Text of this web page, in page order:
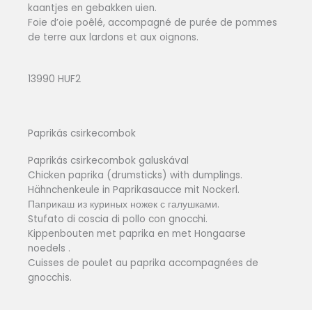
kaantjes en gebakken uien.
Foie d’oie poêlé, accompagné de purée de pommes
de terre aux lardons et aux oignons.
13990 HUF2
Paprikás csirkecombok
Paprikás csirkecombok galuskával
Chicken paprika (drumsticks) with dumplings.
Hähnchenkeule in Paprikasaucce mit Nockerl.
Паприкаш из куриных ножек с галушками.
Stufato di coscia di pollo con gnocchi.
Kippenbouten met paprika en met Hongaarse
noedels .
Cuisses de poulet au paprika accompagnées de
gnocchis.